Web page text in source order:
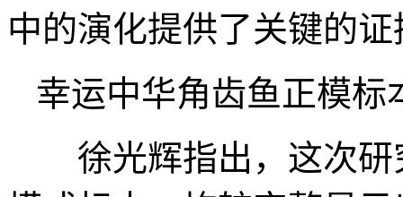
中的演化提供了关键的证
幸运中华角齿鱼正模标
徐光辉指出，这次研